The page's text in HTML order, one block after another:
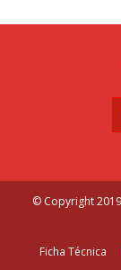
© Copyright
Ficha Técnica